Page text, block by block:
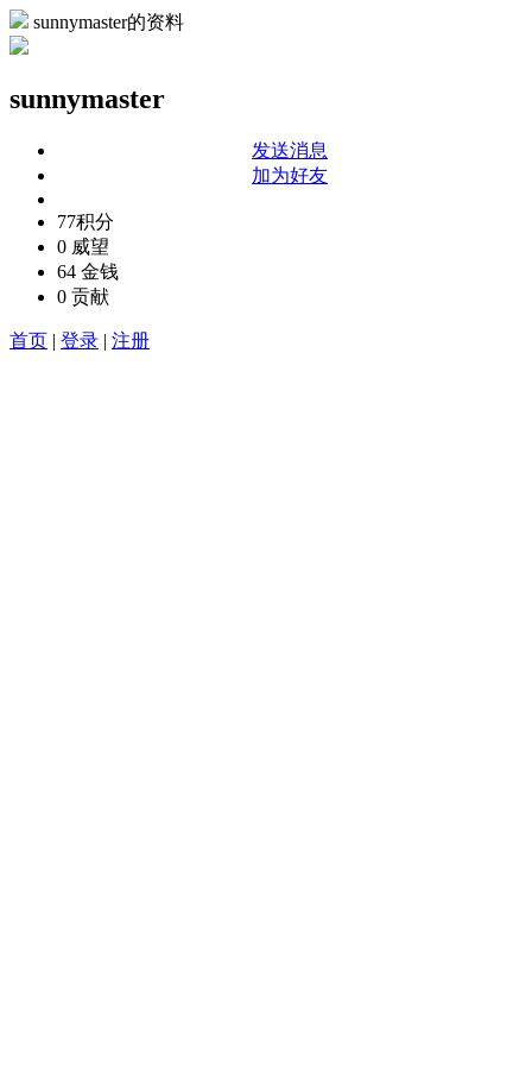
sunnymaster的资料
sunnymaster
发送消息
加为好友
77积分
0 威望
64 金钱
0 贡献
首页 | 登录 | 注册